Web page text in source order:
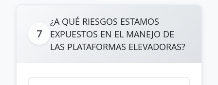
7
¿A QUÉ RIESGOS ESTAMOS
EXPUESTOS EN EL MANEJO DE
LAS PLATAFORMAS ELEVADORAS?